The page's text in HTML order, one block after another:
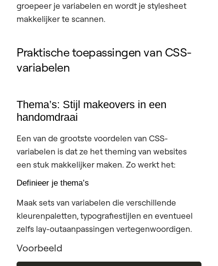
groepeer je variabelen en wordt je stylesheet
makkelijker te scannen.
Praktische toepassingen van CSS-
variabelen
Thema’s: Stijl makeovers in een
handomdraai
Een van de grootste voordelen van CSS-
variabelen is dat ze het theming van websites
een stuk makkelijker maken. Zo werkt het:
Definieer je thema’s
Maak sets van variabelen die verschillende
kleurenpaletten, typografiestijlen en eventueel
zelfs lay-outaanpassingen vertegenwoordigen.
Voorbeeld